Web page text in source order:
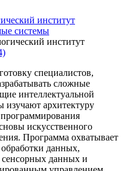
институт
системы
специалистов,
сложные
интеллектуальной
архитектуру
искусственного
Программа охватывает
данных,
сенсорных данных и